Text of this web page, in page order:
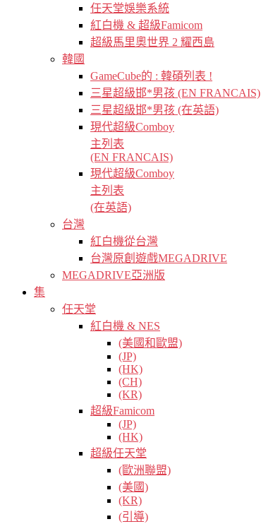
任天堂娛樂系統
紅白機 & 超級Famicom
超級馬里奧世界 2 耀西島
韓國
GameCube的 : 韓碩列表 !
三星超級邯*男孩 (EN FRANCAIS)
三星超級邯*男孩 (在英語)
現代超級Comboy
主列表
(EN FRANCAIS)
現代超級Comboy
主列表
(在英語)
台灣
紅白機從台灣
台灣原創遊戲MEGADRIVE
MEGADRIVE亞洲版
集
任天堂
紅白機 & NES
(美國和歐盟)
(JP)
(HK)
(CH)
(KR)
超級Famicom
(JP)
(HK)
超級任天堂
(歐洲聯盟)
(美國)
(KR)
(引導)